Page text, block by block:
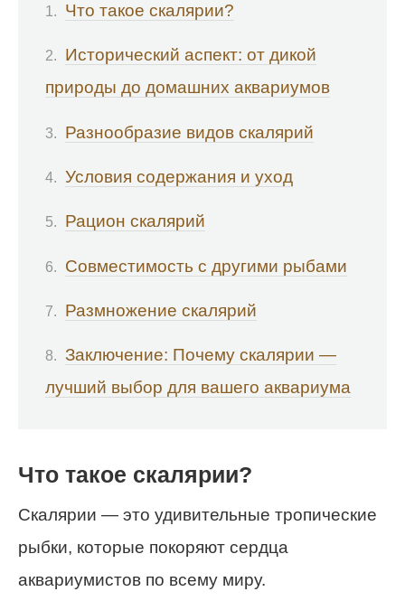
Что такое скалярии?
Исторический аспект: от дикой
природы до домашних аквариумов
Разнообразие видов скалярий
Условия содержания и уход
Рацион скалярий
Совместимость с другими рыбами
Размножение скалярий
Заключение: Почему скалярии —
лучший выбор для вашего аквариума
Что такое скалярии?
Скалярии — это удивительные тропические
рыбки, которые покоряют сердца
аквариумистов по всему миру.